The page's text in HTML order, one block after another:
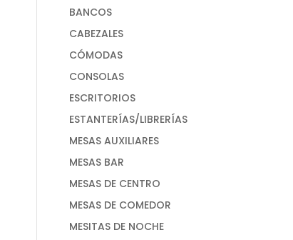
BANCOS
CABEZALES
CÓMODAS
CONSOLAS
ESCRITORIOS
ESTANTERÍAS/LIBRERÍAS
MESAS AUXILIARES
MESAS BAR
MESAS DE CENTRO
MESAS DE COMEDOR
MESITAS DE NOCHE